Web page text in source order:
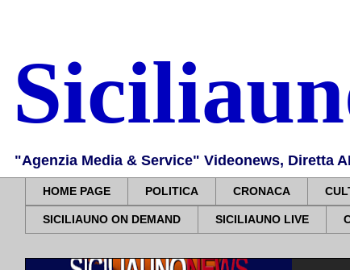
"Agenzia Media & Service" Videonews, Diretta
HOME PAGE POLITICA CRONACA
SICILIAUNO ON DEMAND SICILIAUNO LIVE